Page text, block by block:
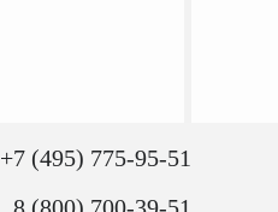
+7 (495) 775-95-51